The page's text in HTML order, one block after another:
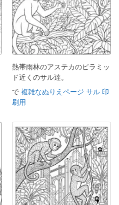
熱帯雨林のアステカのピラミッ
ド近くのサル達。
で 複雑なぬりえページ サル 印
刷用